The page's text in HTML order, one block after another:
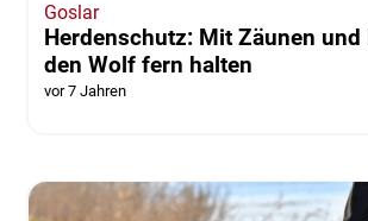
Goslar
Herdenschutz: Mit Zäunen und
den Wolf fern halten
vor 7 Jahren